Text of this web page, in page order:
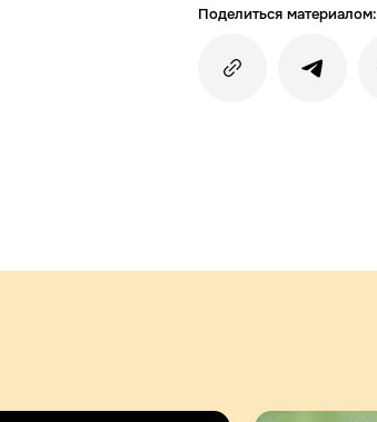
Поделиться материалом: